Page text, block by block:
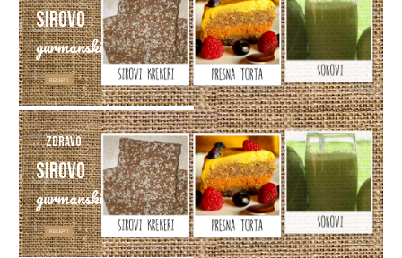
Sirovo
gurmanski
RECEPTI
Zdravo
Sirovo
gurmanski
RECEPTI